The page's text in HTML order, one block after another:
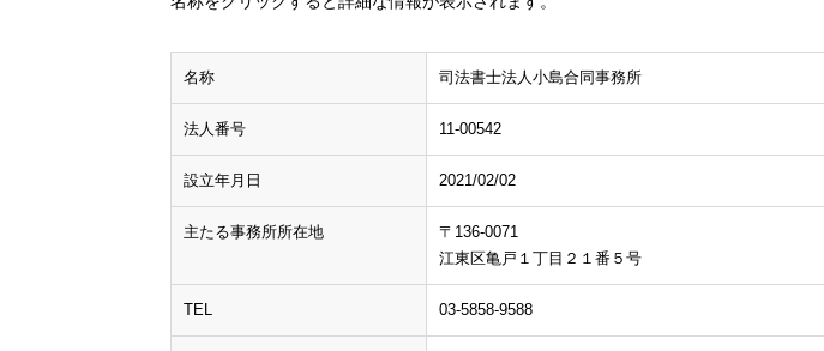
無料相談会カレンダー
会社・法人の登記
ファーロの
東京司法書士会機構図 情報公開資料
借金のこと 裁判のこと
名称 司法書士法人小島合同事務所
法人番号 11-00542
設立年月日 2021/02/02
主たる事務所所在地
〒136-0071
江東区亀戸１丁目２１番５号
TEL 03-5858-9588